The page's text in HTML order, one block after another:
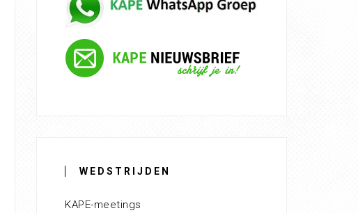
WEDSTRIJDEN
KAPE-meetings